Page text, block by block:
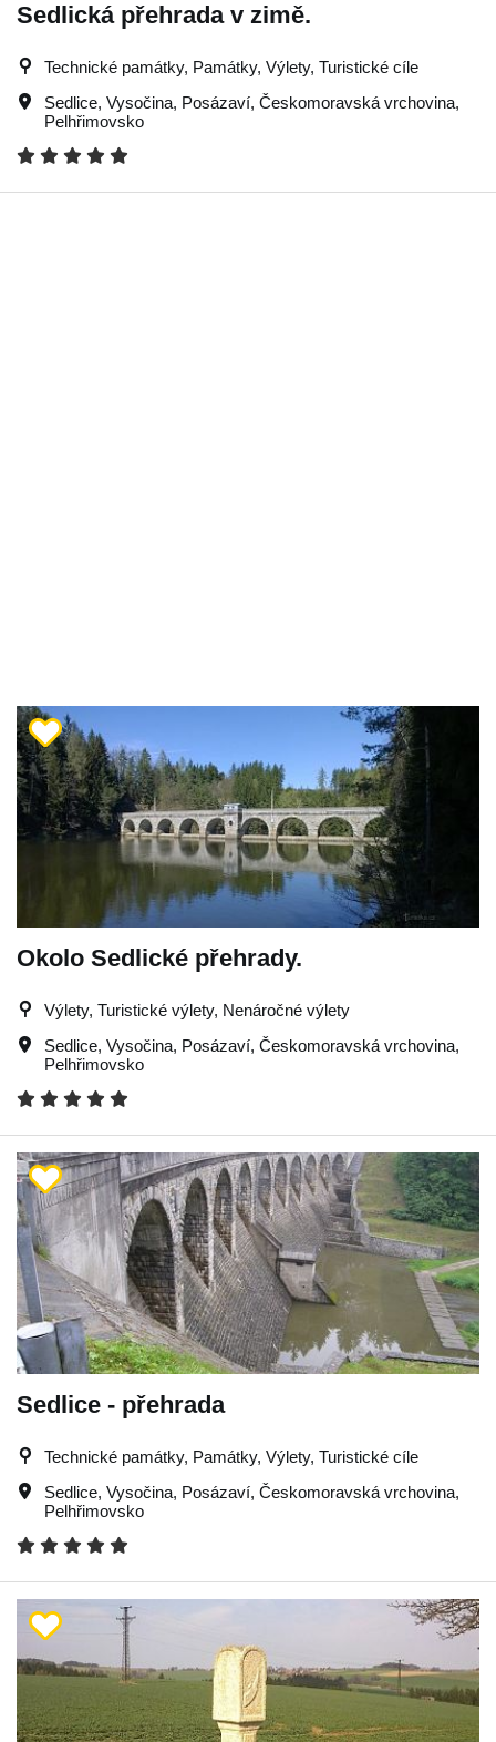
Sedlická přehrada v zimě.
Technické památky, Památky, Výlety, Turistické cíle
Sedlice, Vysočina, Posázaví, Českomoravská vrchovina,
Pelhřimovsko
Okolo Sedlické přehrady.
Výlety, Turistické výlety, Nenáročné výlety
Sedlice, Vysočina, Posázaví, Českomoravská vrchovina,
Pelhřimovsko
Sedlice - přehrada
Technické památky, Památky, Výlety, Turistické cíle
Sedlice, Vysočina, Posázaví, Českomoravská vrchovina,
Pelhřimovsko